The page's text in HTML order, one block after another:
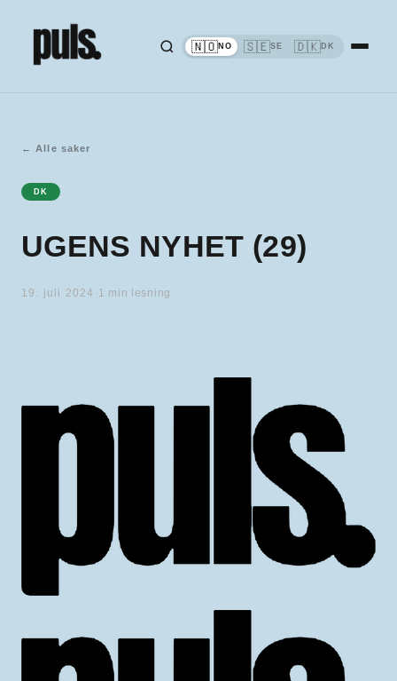
🇳🇴NO 🇸🇪SE 🇩🇰DK
← Alle saker
DK
UGENS NYHET (29)
19. juli 2024 1 min lesning